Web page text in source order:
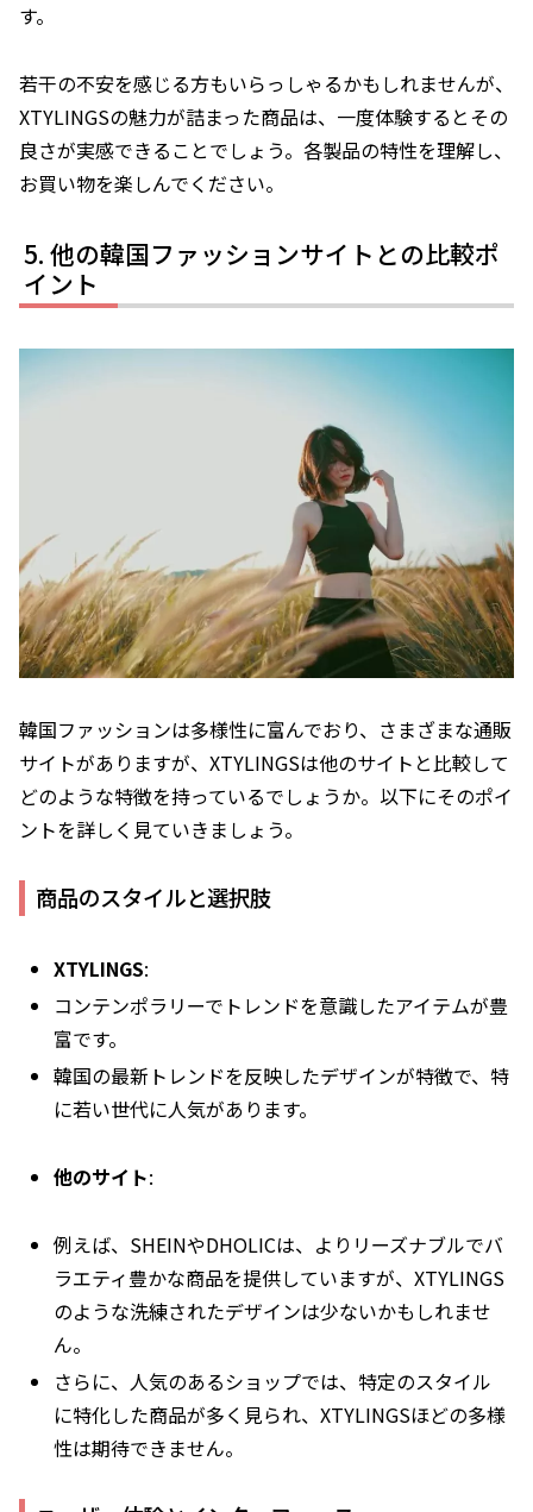
す。
若干の不安を感じる方もいらっしゃるかもしれませんが、
XTYLINGSの魅力が詰まった商品は、一度体験するとその
良さが実感できることでしょう。各製品の特性を理解し、
お買い物を楽しんでください。
他の韓国ファッションサイトとの比較ポ
イント
韓国ファッションは多様性に富んでおり、さまざまな通販
サイトがありますが、XTYLINGSは他のサイトと比較して
どのような特徴を持っているでしょうか。以下にそのポイ
ントを詳しく見ていきましょう。
商品のスタイルと選択肢
XTYLINGS:
コンテンポラリーでトレンドを意識したアイテムが豊
富です。
韓国の最新トレンドを反映したデザインが特徴で、特
に若い世代に人気があります。
他のサイト:
例えば、SHEINやDHOLICは、よりリーズナブルでバ
ラエティ豊かな商品を提供していますが、XTYLINGS
のような洗練されたデザインは少ないかもしれませ
ん。
さらに、人気のあるショップでは、特定のスタイル
に特化した商品が多く見られ、XTYLINGSほどの多様
性は期待できません。